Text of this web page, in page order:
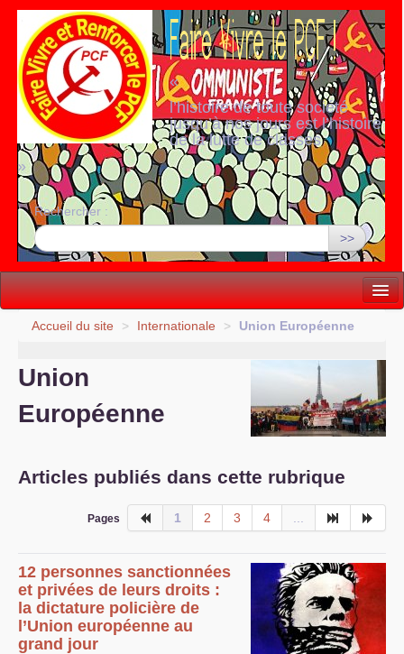
«
l’histoire de toute société
jusqu’à nos jours est l’histoire
de la lutte de classes
»
Rechercher :
>>
Vie politique
S’organiser
Accueil du site > Internationale > Union Européenne
Union
Européenne
Articles publiés dans cette rubrique
Pages 1 2 3 4
12 personnes sanctionnées
et privées de leurs droits :
la dictature policière de
l’Union européenne au
grand jour